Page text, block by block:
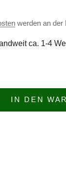
werden an der
ca. 1-4
IN DEN